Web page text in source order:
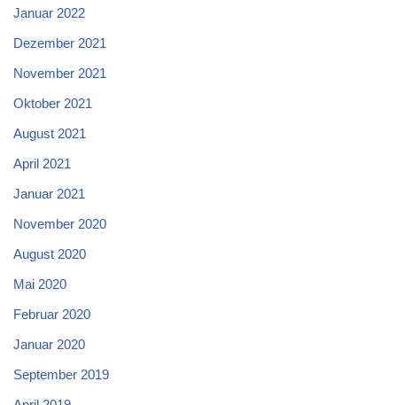
Januar 2022
Dezember 2021
November 2021
Oktober 2021
August 2021
April 2021
Januar 2021
November 2020
August 2020
Mai 2020
Februar 2020
Januar 2020
September 2019